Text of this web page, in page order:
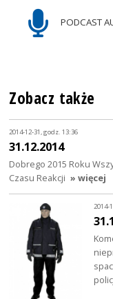
PODCAST
Zobacz także
2014-12-31, godz. 13:36
31.12.2014
Dobrego 2015 Roku
Czasu Reakcji » więcej
2014-